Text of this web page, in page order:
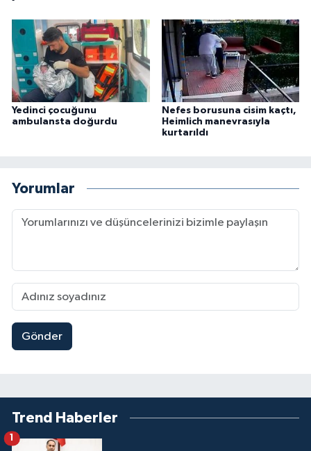
Yedinci çocuğunu
ambulansta doğurdu
Nefes borusuna cisim kaçtı,
Heimlich manevrasıyla
kurtarıldı
Yorumlar
Gönder
Trend Haberler
1